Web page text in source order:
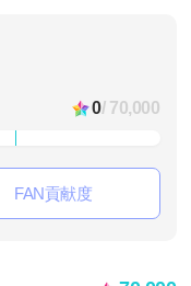
0/ 70,000
FAN貢献度